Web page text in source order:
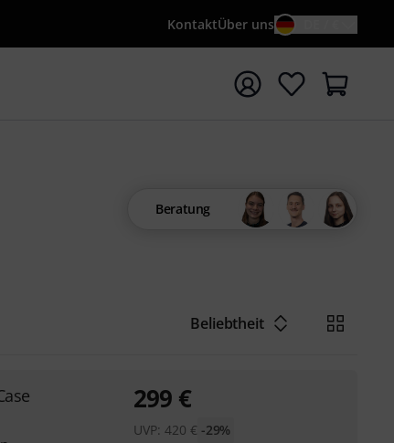
KontaktÜber uns
Suchwort {searchTerm} starten
Beratung
Beliebtheit
299 €
UVP:420 € -29%